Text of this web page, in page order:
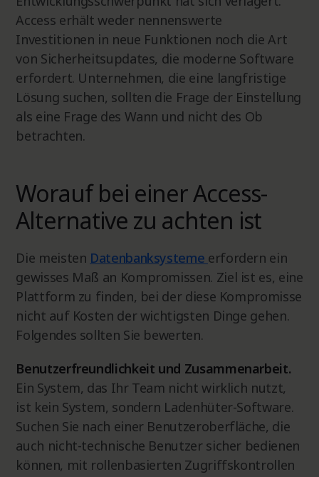
Access erhält weder nennenswerte
Investitionen in neue Funktionen noch die Art
von Sicherheitsupdates, die moderne Software
erfordert. Unternehmen, die eine langfristige
Lösung suchen, sollten die Frage der Einstellung
als eine Frage des Wann und nicht des Ob
betrachten.
Worauf bei einer Access-
Alternative zu achten ist
Die meisten Datenbanksysteme erfordern ein
gewisses Maß an Kompromissen. Ziel ist es, eine
Plattform zu finden, bei der diese Kompromisse
nicht auf Kosten der wichtigsten Dinge gehen.
Folgendes sollten Sie bewerten.
Benutzerfreundlichkeit und Zusammenarbeit.
Ein System, das Ihr Team nicht wirklich nutzt,
ist kein System, sondern Ladenhüter-Software.
Suchen Sie nach einer Benutzeroberfläche, die
auch nicht-technische Benutzer sicher bedienen
können, mit rollenbasierten Zugriffskontrollen